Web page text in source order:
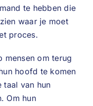
te hebben die
waar je moet
proces.
mensen om terug
hoofd te komen
taal van hun
Om hun